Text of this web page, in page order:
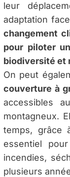
leur
adaptation
changement
pour piloter
biodiversité et
On peut
couverture à
accessibles
montagneux.
temps, grâce
essentiel
incendies,
plusieurs